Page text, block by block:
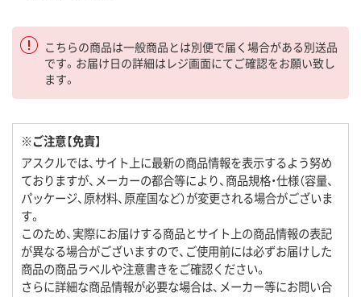
こちらの商品は一般商品とは別便で届く場合がある別送品
です。お届け日の詳細はレジ画面にてご確認をお願い致し
ます。
※ご注意【免責】
アスクルでは、サイト上に最新の商品情報を表示するよう努め
ておりますが、メーカーの都合等により、商品規格・仕様（容量、
パッケージ、原材料、原産国など）が変更される場合がございま
す。
このため、実際にお届けする商品とサイト上の商品情報の表記
が異なる場合がございますので、ご使用前には必ずお届けした
商品の商品ラベルや注意書きをご確認ください。
さらに詳細な商品情報が必要な場合は、メーカー等にお問い合